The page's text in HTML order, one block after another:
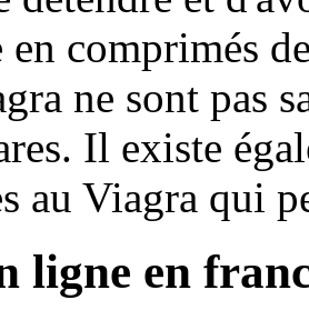
comprimés
ne sont pas
Il existe
au Viagra qui
ligne en